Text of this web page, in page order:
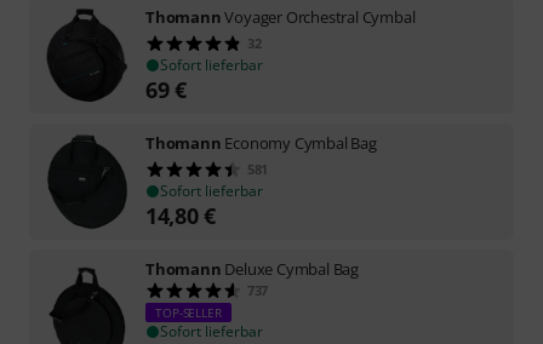
ThomannVoyager Orchestral Cymbal
32
Sofort lieferbar
69€
Thomann Economy Cymbal Bag
581
Sofort lieferbar
14,80€
Thomann Deluxe Cymbal Bag
737
TOP-SELLER
Sofort lieferbar